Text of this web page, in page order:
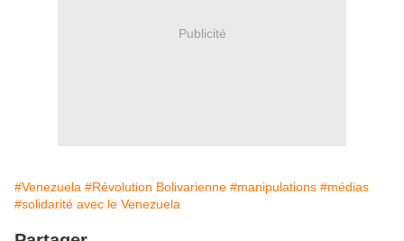
Publicité
#Venezuela #Révolution Bolivarienne #manipulations #médias
#solidarité avec le Venezuela